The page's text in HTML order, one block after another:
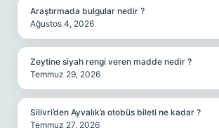
Araştırmada bulgular nedir ?
Ağustos 4, 2026
Zeytine siyah rengi veren madde nedir ?
Temmuz 29, 2026
Silivri’den Ayvalık’a otobüs bileti ne kadar ?
Temmuz 27, 2026